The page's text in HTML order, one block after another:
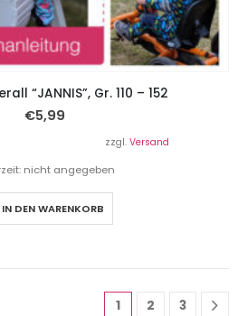
“JANNIS”, Gr. 110 – 152
€5,99
zzgl. Versand
nicht angegeben
IN DEN WARENKORB
1 2 3